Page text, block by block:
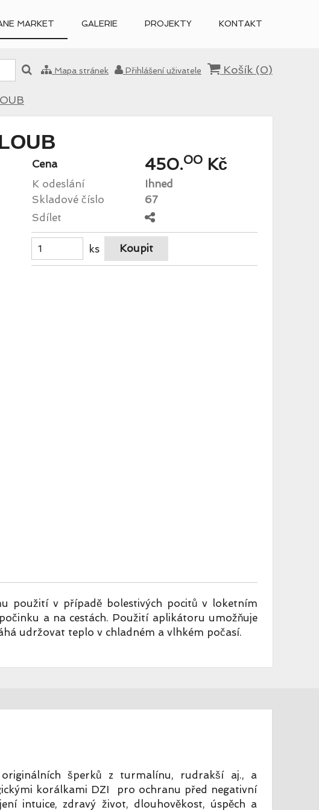
MARKET GALERIE PROJEKTY KONTAKT
Mapa stránek Přihlášení uživatele Košík (0)
Cena 450.00 Kč
K odeslání
Ihned
Skladové číslo
67
Sdílet
ks
použití v případě bolestivých pocitů v loketním
a na cestách. Použití aplikátoru umožňuje
udržovat teplo v chladném a vlhkém počasí.
šperků z turmalínu, rudrakší aj., a
korálkami DZI pro ochranu před negativní
intuice, zdravý život, dlouhověkost, úspěch a